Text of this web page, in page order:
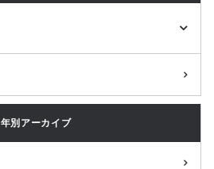
年別アーカイブ